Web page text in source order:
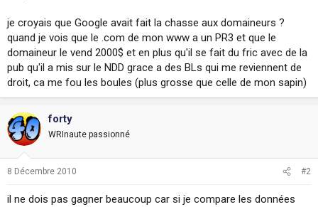
s
s
i
o
je croyais que Google avait fait la chasse aux domaineurs ?
quand je vois que le .com de mon www a un PR3 et que le
domaineur le vend 2000$ et en plus qu'il se fait du fric avec de la
pub qu'il a mis sur le NDD grace a des BLs qui me reviennent de
droit, ca me fou les boules (plus grosse que celle de mon sapin)
forty
WRInaute passionné
8 Décembre 2010 #2
il ne dois pas gagner beaucoup car si je compare les données